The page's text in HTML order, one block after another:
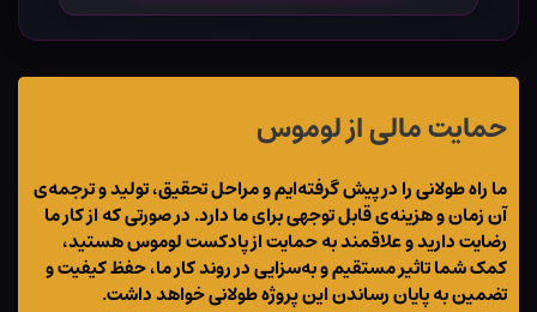
حمایت مالی از لوموس
ما راه طولانی را در پیش گرفته‌ایم و مراحل تحقیق، تولید و ترجمه‌ی
آن زمان و هزینه‌ی قابل توجهی برای ما دارد. در صورتی که از کار ما
رضایت دارید و علاقمند به حمایت از پادکست لوموس هستید،
کمک شما تاثیر مستقیم و به‌سزایی در روند کار ما، حفظ کیفیت و
تضمین به پایان رساندن این پروژه طولانی خواهد داشت.